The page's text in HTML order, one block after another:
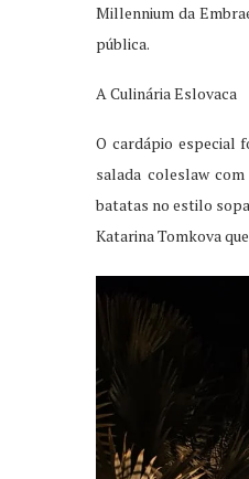
Millennium da
pública.
A Culinária Eslovaca
O cardápio especial
salada coleslaw
batatas no estilo
Katarina Tomkova